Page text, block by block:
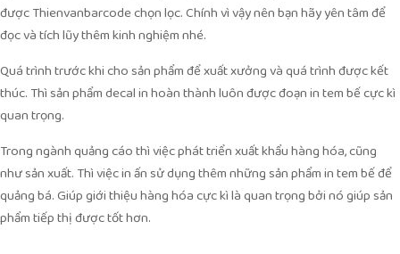
được Thienvanbarcode chọn lọc. Chính vì vậy nên bạn hãy yên tâm để
đọc và tích lũy thêm kinh nghiệm nhé.
Quá trình trước khi cho sản phẩm để xuất xưởng và quá trình được kết
thúc. Thì sản phẩm decal in hoàn thành luôn được đoạn in tem bế cực kì
quan trọng.
Trong ngành quảng cáo thì việc phát triển xuất khẩu hàng hóa, cũng
như sản xuất. Thì việc in ấn sử dụng thêm những sản phẩm in tem bế để
quảng bá. Giúp giới thiệu hàng hóa cực kì là quan trọng bởi nó giúp sản
phẩm tiếp thị được tốt hơn.